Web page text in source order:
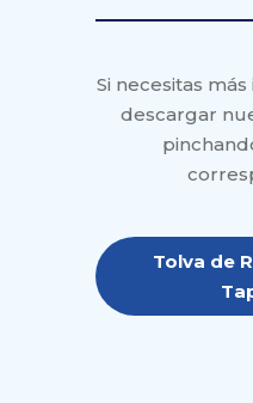
Si necesitas
descargar
Tolva de